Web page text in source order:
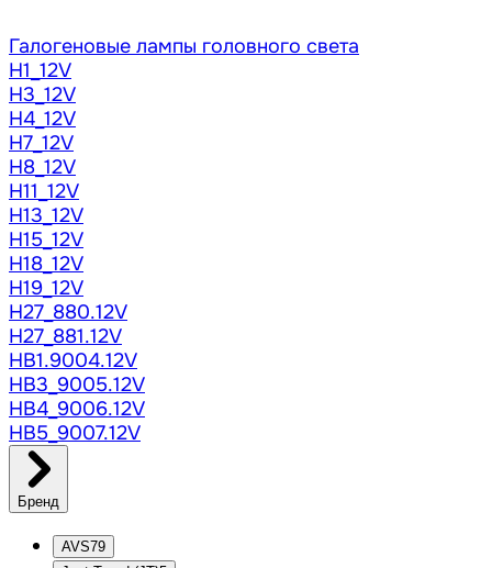
Галогеновые лампы головного света
H1_12V
H3_12V
H4_12V
H7_12V
H8_12V
H11_12V
H13_12V
H15_12V
H18_12V
H19_12V
H27_880.12V
H27_881.12V
HB1.9004.12V
HB3_9005.12V
HB4_9006.12V
HB5_9007.12V
Бренд
AVS79